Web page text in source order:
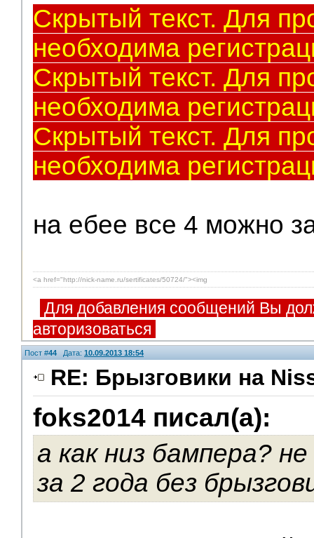
Скрытый текст. Для
необходима
Скрытый текст. Для
необходима
Скрытый текст. Для
необходима
на ебее все 4 можно
<a href="http://nick-name.ru/sertificates/50724/"><img
Для добавления сообщений Вы
авторизоваться
Пост #44Дата: 10.09.2013 18:54
RE: Брызговики на
foks2014 писал(а):
а как низ бампера?
за 2 года без